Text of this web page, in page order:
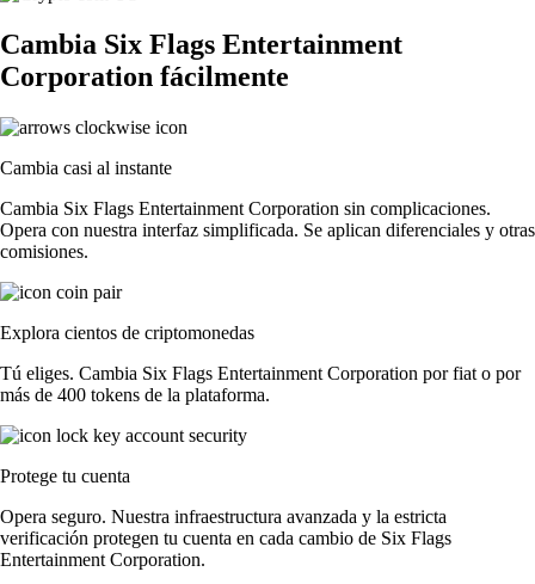
Cambia Six Flags Entertainment
Corporation fácilmente
Cambia casi al instante
Cambia Six Flags Entertainment Corporation sin complicaciones.
Opera con nuestra interfaz simplificada. Se aplican diferenciales y otras
comisiones.
Explora cientos de criptomonedas
Tú eliges. Cambia Six Flags Entertainment Corporation por fiat o por
más de 400 tokens de la plataforma.
Protege tu cuenta
Opera seguro. Nuestra infraestructura avanzada y la estricta
verificación protegen tu cuenta en cada cambio de Six Flags
Entertainment Corporation.